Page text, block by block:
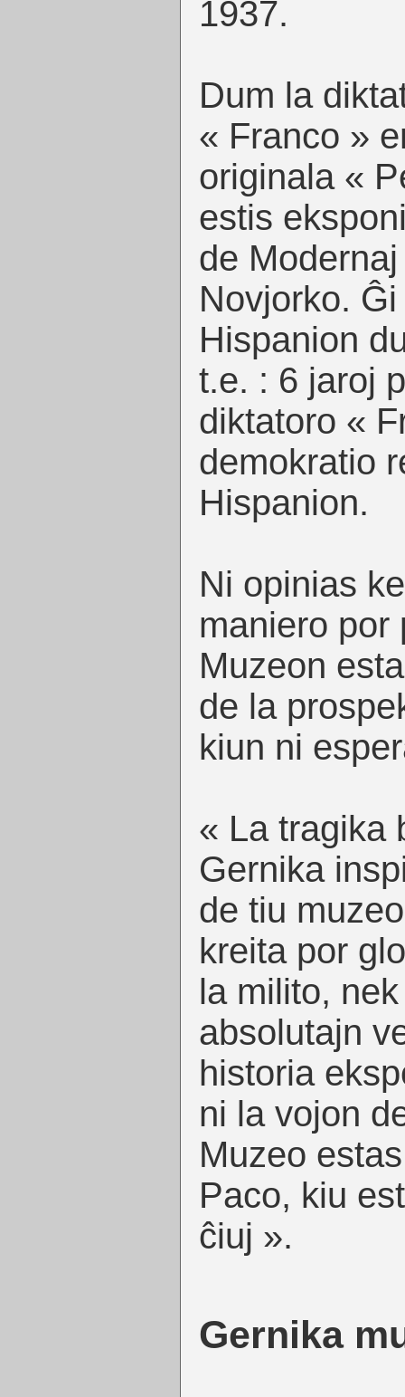
1937.
Dum la
« Franco »
originala «
estis
de
Novjorko.
Hispanion
t.e. : 6 jaroj
diktatoro «
demokratio
Hispanion.
Ni opinias
maniero por
Muzeon
de la
kiun ni
« La tragika
Gernika
de tiu
kreita por
la milito,
absolutajn
historia
ni la vojon
Muzeo
Paco, kiu
ĉiuj ».
Gernika